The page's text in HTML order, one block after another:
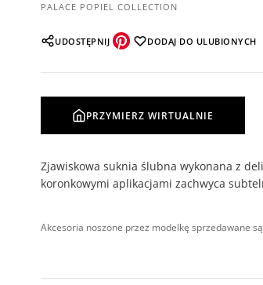
PALACE POPIEL COLLECTION
UDOSTĘPNIJ DODAJ DO ULUBIONYCH
PRZYMIERZ WIRTUALNIE
Zjawiskowa suknia ślubna wykonana z
koronkowymi aplikacjami zachwyca
Akcesoria noszone przez modelkę sprzedawane